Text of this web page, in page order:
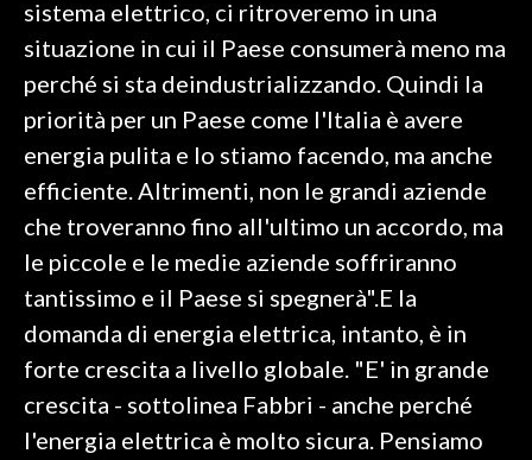
INSULARITÀ
INFO AZIENDE
ABBONATI
ANNUNCI
NECROLOGI
STORE
sistema elettrico, ci ritroveremo in una
situazione in cui il Paese consumerà meno ma
perché si sta deindustrializzando. Quindi la
priorità per un Paese come l'Italia è avere
energia pulita e lo stiamo facendo, ma anche
efficiente. Altrimenti, non le grandi aziende
che troveranno fino all'ultimo un accordo, ma
le piccole e le medie aziende soffriranno
tantissimo e il Paese si spegnerà".E la
domanda di energia elettrica, intanto, è in
forte crescita a livello globale. "E' in grande
crescita - sottolinea Fabbri - anche perché
l'energia elettrica è molto sicura. Pensiamo